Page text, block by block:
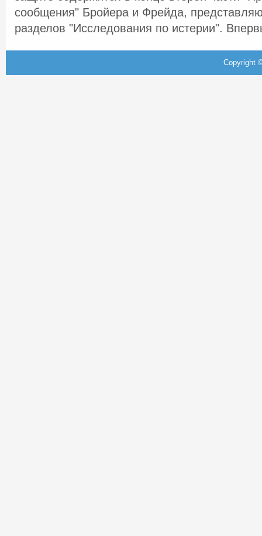
сообщения" Бройера и Фрейда,
разделов "Исследования по истерии".
Copyright